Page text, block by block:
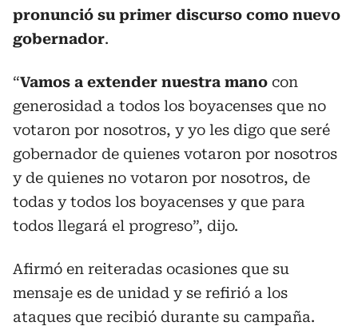
pronunció su primer discurso como nuevo
gobernador.
“Vamos a extender nuestra mano con
generosidad a todos los boyacenses que no
votaron por nosotros, y yo les digo que seré
gobernador de quienes votaron por nosotros
y de quienes no votaron por nosotros, de
todas y todos los boyacenses y que para
todos llegará el progreso”, dijo.
Afirmó en reiteradas ocasiones que su
mensaje es de unidad y se refirió a los
ataques que recibió durante su campaña.